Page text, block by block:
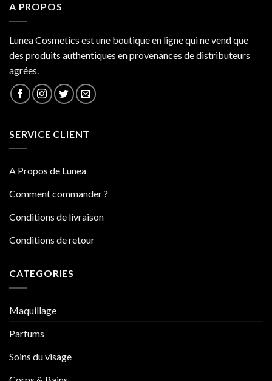
A PROPOS
Lunea Cosmetics est une boutique en ligne qui ne vend que
des produits authentiques en provenances de distributeurs
agrées.
SERVICE CLIENT
A Propos de Lunea
Comment commander ?
Conditions de livraison
Conditions de retour
CATEGORIES
Maquillage
Parfums
Soins du visage